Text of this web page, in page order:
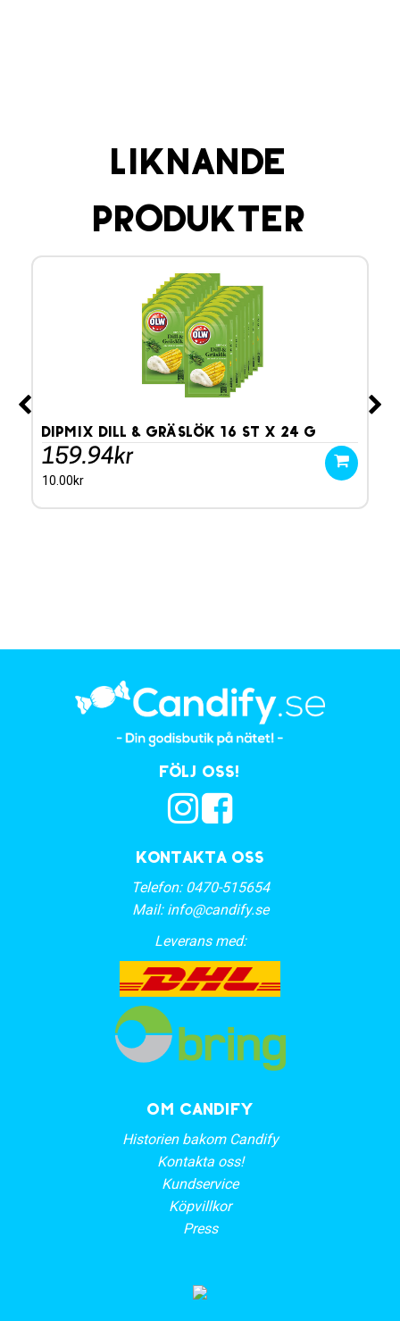
Liknande
produkter
Dipmix Dill & Gräslök 16 st x 24 g
159.94kr
10.00kr
Kontakta oss
Telefon: 0470-515654
Mail: info@candify.se
Leverans med:
Följ oss!
OM CANDIFY
Historien bakom Candify
Kontakta oss!
Kundservice
Köpvillkor
Press